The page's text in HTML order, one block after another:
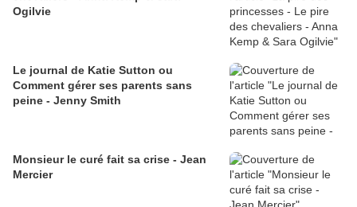
Ogilvie
Le journal de Katie Sutton ou
Comment gérer ses parents sans
peine - Jenny Smith
Monsieur le curé fait sa crise - Jean
Mercier